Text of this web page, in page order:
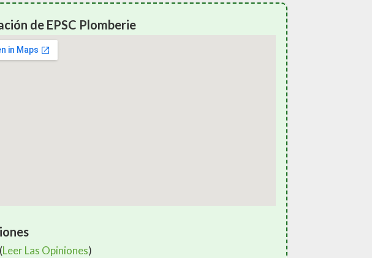
de EPSC Plomberie
Leer Las Opiniones)